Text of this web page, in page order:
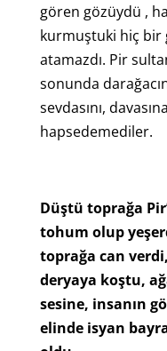
gören gözüydü ,
kurmuştuki hiç bir
atamazdı. Pir
sonunda
sevdasını,
hapsedemediler.
Düştü toprağa
tohum olup
toprağa can
deryaya koştu,
sesine, insanın
elinde isyan